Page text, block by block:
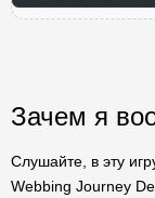
Зачем я
Слушайте, в эту
Webbing Journey